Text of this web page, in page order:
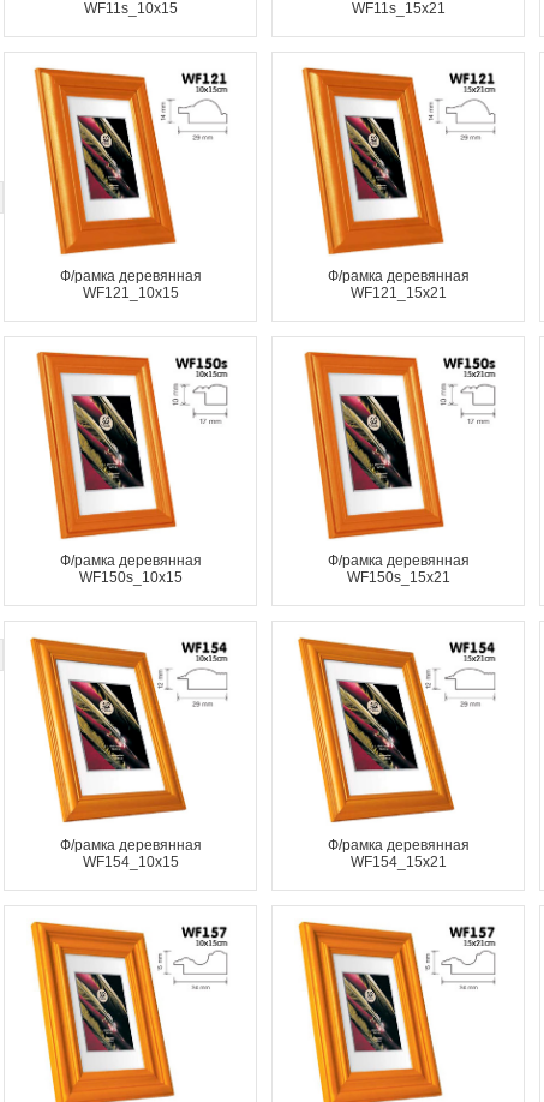
WF11s_10x15
WF11s_15x21
Ф/рамка деревянная
WF121_10x15
Ф/рамка деревянная
WF121_15x21
Ф/рамка деревянная
WF150s_10x15
Ф/рамка деревянная
WF150s_15x21
Ф/рамка деревянная
WF154_10x15
Ф/рамка деревянная
WF154_15x21